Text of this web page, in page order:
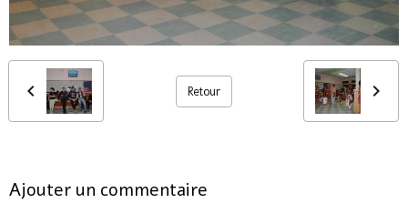
Retour
Ajouter un commentaire